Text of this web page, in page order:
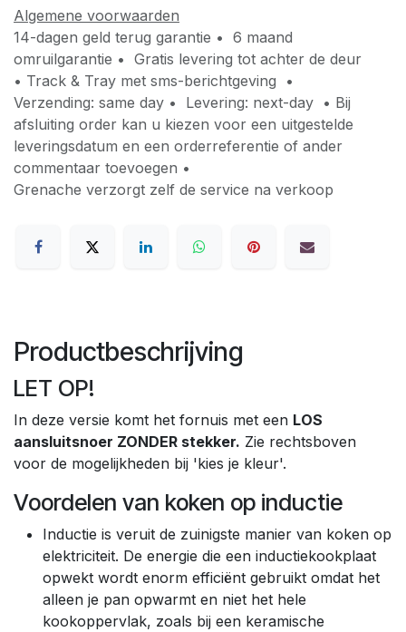
Algemene voorwaarden
14-dagen geld terug garantie • 6 maand
omruilgarantie • Gratis levering tot achter de deur
• Track & Tray met sms-berichtgeving •
Verzending: same day • Levering: next-day • Bij
afsluiting order kan u kiezen voor een uitgestelde
leveringsdatum en een orderreferentie of ander
commentaar toevoegen •
Grenache verzorgt zelf de service na verkoop
Productbeschrijving
LET OP!
In deze versie komt het fornuis met een LOS
aansluitsnoer ZONDER stekker. Zie rechtsboven
voor de mogelijkheden bij 'kies je kleur'.
Voordelen van koken op inductie
Inductie is veruit de zuinigste manier van koken op
elektriciteit. De energie die een inductiekookplaat
opwekt wordt enorm efficiënt gebruikt omdat het
alleen je pan opwarmt en niet het hele
kookoppervlak, zoals bij een keramische